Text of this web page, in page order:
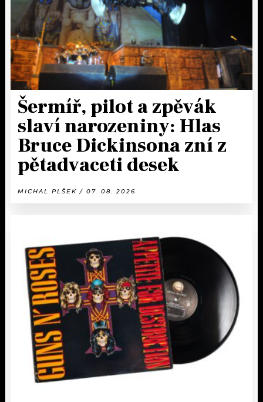
Šermíř, pilot a zpěvák
slaví narozeniny: Hlas
Bruce Dickinsona zní z
pětadvaceti desek
MICHAL PLŠEK / 07. 08. 2026